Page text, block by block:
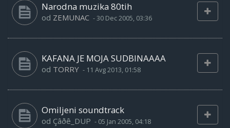
Narodna muzika 80tih
od ZEMUNAC -30 Dec 2005, 03:36
KAFANA JE MOJA SUDBINAAAA
od TORRY - 11 Avg 2013, 01:58
Omiljeni soundtrack
od Çâðê_DUP - 05 Jan 2005, 04:18